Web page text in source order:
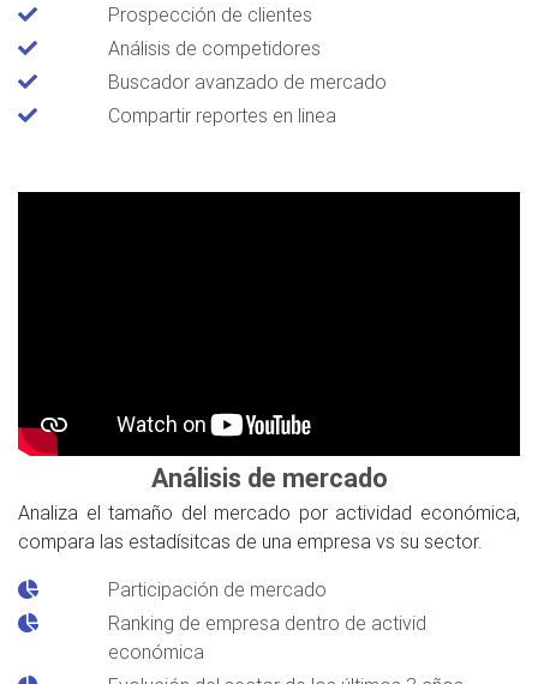
Prospección de clientes
Análisis de competidores
Buscador avanzado de mercado
Compartir reportes en linea
Análisis de mercado
Analiza el tamaño del mercado por actividad económica,
compara las estadísitcas de una empresa vs su sector.
Participación de mercado
Ranking de empresa dentro de activid
económica